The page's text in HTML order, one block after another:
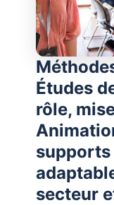
Études
rôle,
supports
secteur